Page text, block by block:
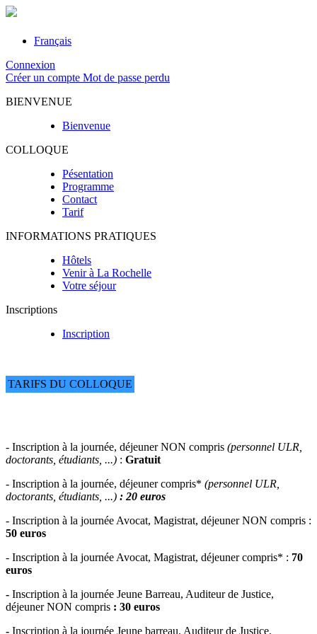
Français
Connexion
Créer un compte Mot de passe perdu
BIENVENUE
Bienvenue
COLLOQUE
Pésentation
Programme
Contact
Tarif
INFORMATIONS PRATIQUES
Hôtels
Venir à La Rochelle
Votre séjour
Inscriptions
Inscription
TARIFS DU COLLOQUE
- Inscription à la journée, déjeuner NON compris (personnel ULR,
doctorants, étudiants, ...) : Gratuit
- Inscription à la journée, déjeuner compris* (personnel ULR,
doctorants, étudiants, ...) : 20 euros
- Inscription à la journée Avocat, Magistrat, déjeuner NON compris :
50 euros
- Inscription à la journée Avocat, Magistrat, déjeuner compris* : 70
euros
- Inscription à la journée Jeune Barreau, Auditeur de Justice,
déjeuner NON compris : 30 euros
- Inscription à la journée Jeune barreau, Auditeur de Justice,